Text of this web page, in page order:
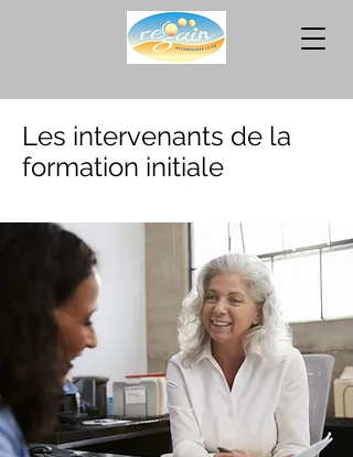
Les intervenants de la
formation initiale